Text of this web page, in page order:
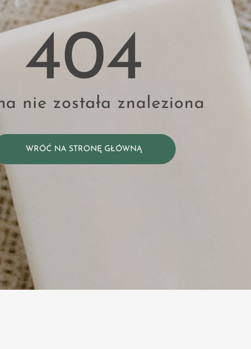
404
nie została znaleziona
WRÓĆ NA STRONĘ GŁÓWNĄ